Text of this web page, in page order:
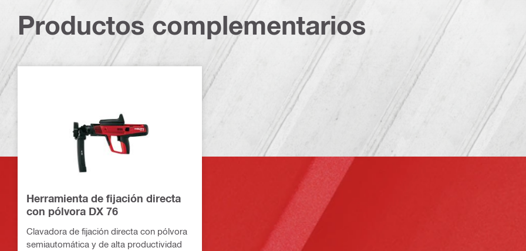
Productos complementarios
Herramienta de fijación directa
con pólvora DX 76
Clavadora de fijación directa con pólvora
semiautomática y de alta productividad